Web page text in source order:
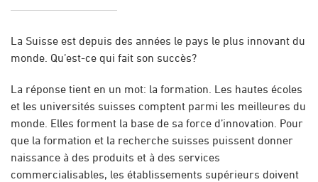
La Suisse est depuis des années le pays le plus innovant du
monde. Qu’est-ce qui fait son succès?
La réponse tient en un mot: la formation. Les hautes écoles
et les universités suisses comptent parmi les meilleures du
monde. Elles forment la base de sa force d’innovation. Pour
que la formation et la recherche suisses puissent donner
naissance à des produits et à des services
commercialisables, les établissements supérieurs doivent